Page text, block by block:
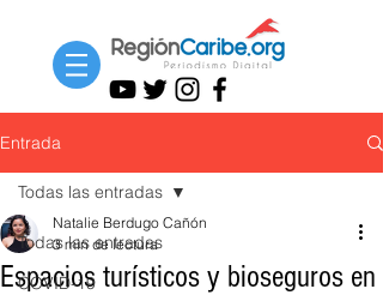
Entrada
Todas las entradas
COVID-19
Todas las entradas
Espacios turísticos y bioseguros en
Natalie Berdugo Cañón
3 min de lectura